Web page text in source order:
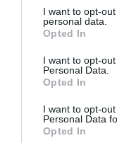
I want to opt-
personal data.
Opted In
I want to opt-
Personal Data.
Opted In
I want to opt-
Personal Data
Opted In
nationale;
♦ ou s’est
période de 12
Elle ne fait
sur le revenu.